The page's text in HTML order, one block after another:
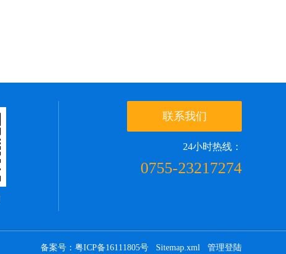
联系我们
24小时热线：
0755-23217274
备案号：粤ICP备16111805号 Sitemap.xml 管理登陆